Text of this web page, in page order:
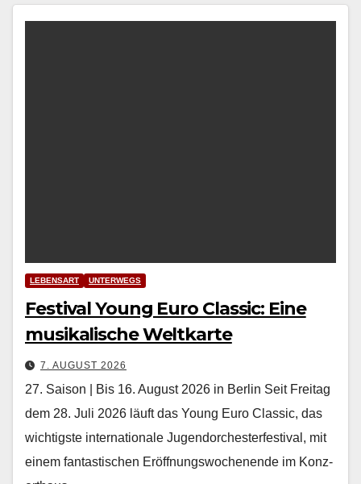
LEBENSART UNTERWEGS
Festival Young Euro Classic: Eine
musikalische Weltkarte
7. AUGUST 2026
27. Saison | Bis 16. August 2026 in Berlin Seit Fre­itag
dem 28. Juli 2026 läuft das Young Euro Clas­sic, das
wichtig­ste inter­na­tionale Ju­gendorchesterfestival, mit
einem fan­tastis­chen Eröff­nungswoch­enende im Konz­